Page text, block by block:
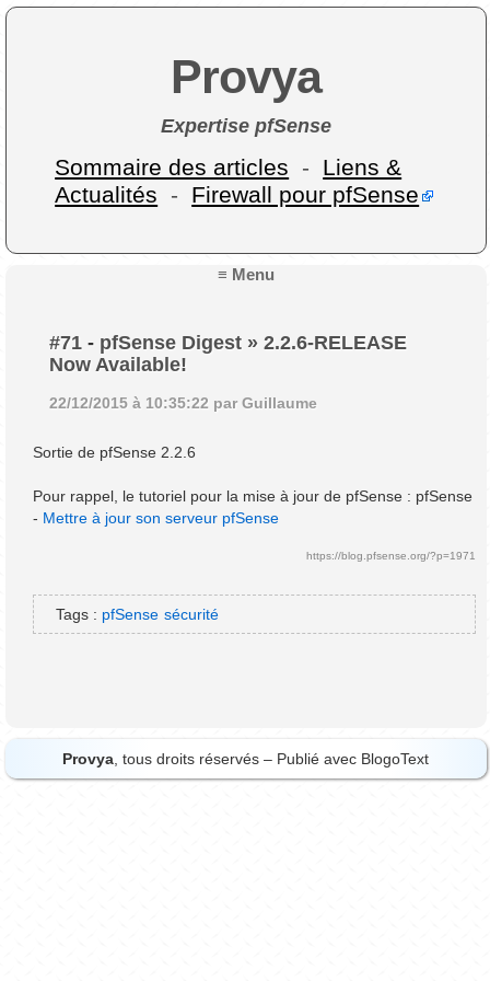
Provya
Expertise pfSense
Sommaire des articles - Liens &
Actualités - Firewall pour pfSense
≡ Menu
#71 - pfSense Digest » 2.2.6-RELEASE
Now Available!
22/12/2015 à 10:35:22 par Guillaume
Sortie de pfSense 2.2.6
Pour rappel, le tutoriel pour la mise à jour de pfSense : pfSense
- Mettre à jour son serveur pfSense
https://blog.pfsense.org/?p=1971
Tags : pfSense sécurité
Provya, tous droits réservés – Publié avec BlogoText